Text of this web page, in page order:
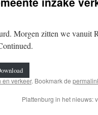
Morgen zitten we
en verkeer. Bookmark de
Plattenburg in het nieuws: